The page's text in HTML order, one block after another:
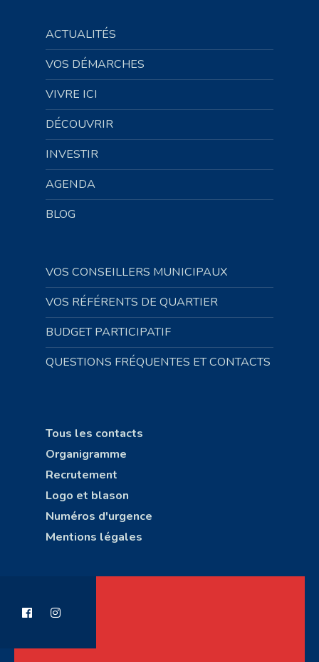
ACTUALITÉS
VOS DÉMARCHES
VIVRE ICI
DÉCOUVRIR
INVESTIR
AGENDA
BLOG
VOS CONSEILLERS MUNICIPAUX
VOS RÉFÉRENTS DE QUARTIER
BUDGET PARTICIPATIF
QUESTIONS FRÉQUENTES ET CONTACTS
Tous les contacts
Organigramme
Recrutement
Logo et blason
Numéros d'urgence
Mentions légales